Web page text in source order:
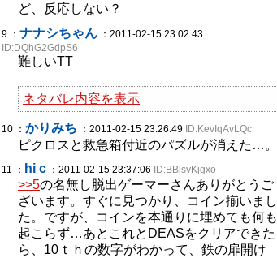
ど、反応しない？
9 ： ナナシちゃん ：2011-02-15 23:02:43
ID:DQhG2GdpS6
難しいTT
ネタバレ内容を表示
10 ： かりみち ：2011-02-15 23:26:49 ID:KevIqAvLQc
ピクロスと救急箱付近のパズルが消えた…。
11 ： hi c ：2011-02-15 23:37:06 ID:BBlsvKjgxo
>>5の名無し脱出ゲーマーさんありがとうご
ざいます。すぐに見つかり、コイン揃いまし
た。ですが、コインを本通りに埋めても何も
起こらず…あとこれとDEASをクリアできた
ら、10ｔｈの数字がわかって、鉄の扉開け